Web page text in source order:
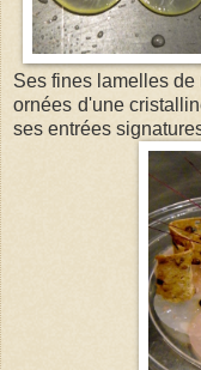
Ses fines lamelles
ornées d'une
ses entrées